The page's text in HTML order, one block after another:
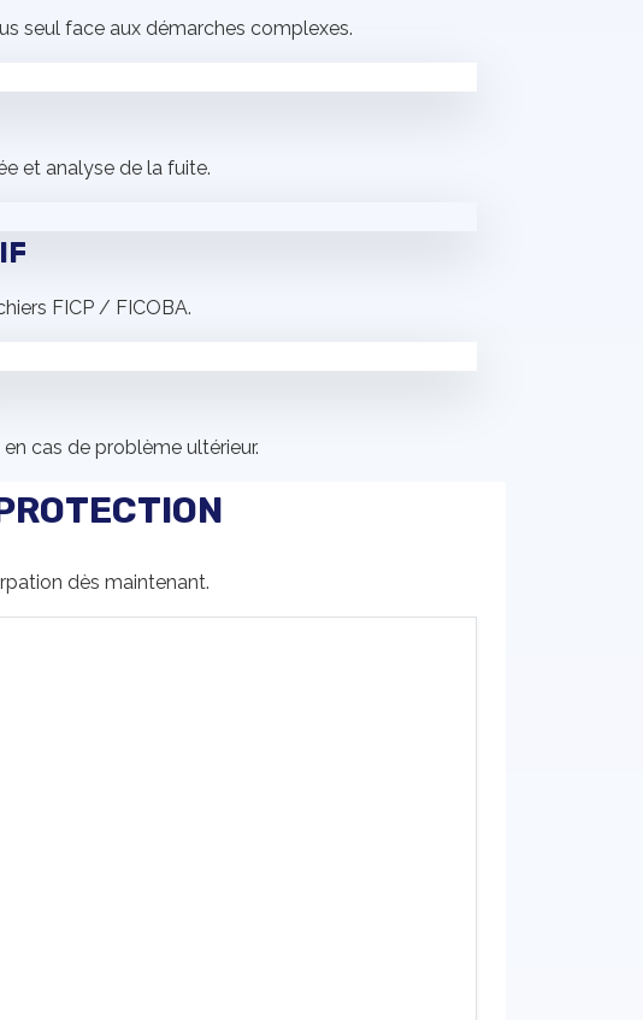
seul face aux démarches complexes.
et analyse de la fuite.
FICP / FICOBA.
cas de problème ultérieur.
dès maintenant.